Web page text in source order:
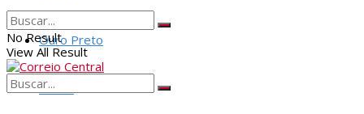
Ouro Preto
Policia
No Result
View All Result